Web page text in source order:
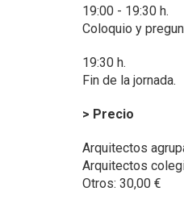
19:00 - 19:30 h.
Coloquio y
19:30 h.
Fin de la jornada.
> Precio
Arquitectos
Arquitectos
Otros: 30,00 €